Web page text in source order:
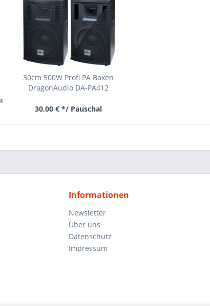
30cm 500W Profi PA Boxen
DragonAudio DA-PA412
30,00 € */ Pauschal
Informationen
Newsletter
Über uns
Datenschutz
Impressum